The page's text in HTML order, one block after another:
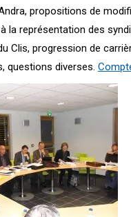
propositions de
la représentation des
Clis, progression de
questions diverses.